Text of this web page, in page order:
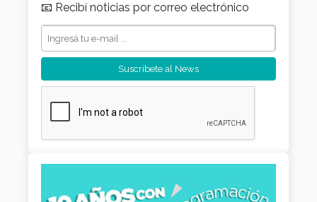
📧 Recibí noticias por correo electrónico